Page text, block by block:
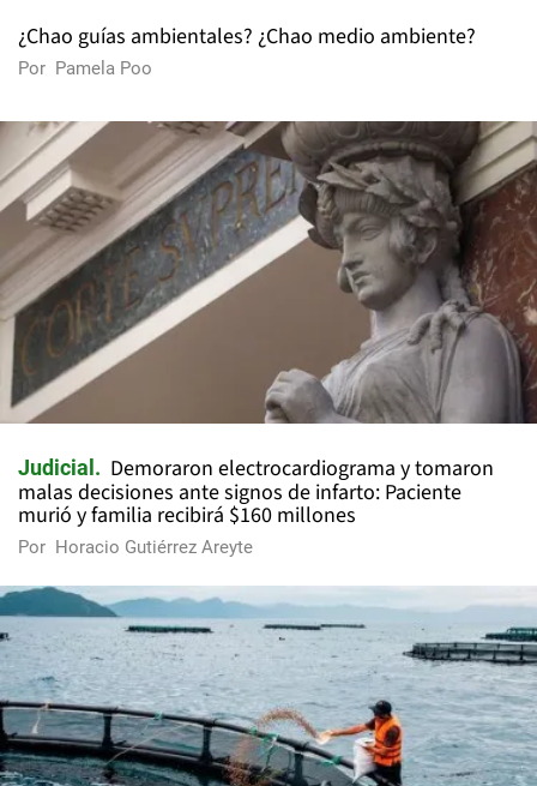
¿Chao guías ambientales? ¿Chao medio ambiente?
Por Pamela Poo
Judicial
Demoraron electrocardiograma y tomaron
malas decisiones ante signos de infarto: Paciente
murió y familia recibirá $160 millones
Por Horacio Gutiérrez Areyte